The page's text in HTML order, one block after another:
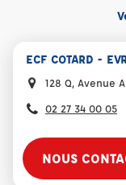
ECF COTARD -
128 Q, Avenue
02 27 34 00 05
NOUS